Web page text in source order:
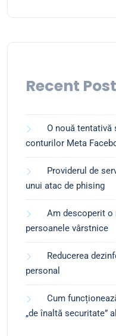
Recent
O nouă tentativă
conturilor Meta
Providerul de
unui atac de phising
Am descoperit o
persoanele vârstnice
Reducerea
personal
Cum
„de înaltă securitate”